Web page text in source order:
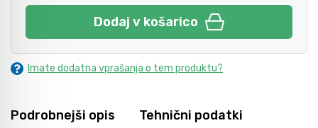
Dodaj v košarico
Imate dodatna vprašanja o tem produktu?
Podrobnejši opis Tehnični podatki